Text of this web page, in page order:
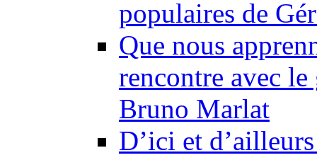
populaires de
Que nous
rencontre avec
Bruno Marlat
D’ici et